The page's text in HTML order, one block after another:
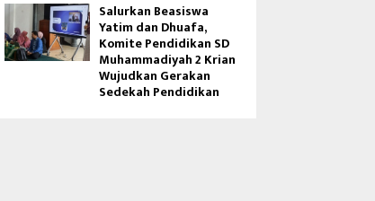
Salurkan Beasiswa
Yatim dan Dhuafa,
Komite Pendidikan SD
Muhammadiyah 2 Krian
Wujudkan Gerakan
Sedekah Pendidikan